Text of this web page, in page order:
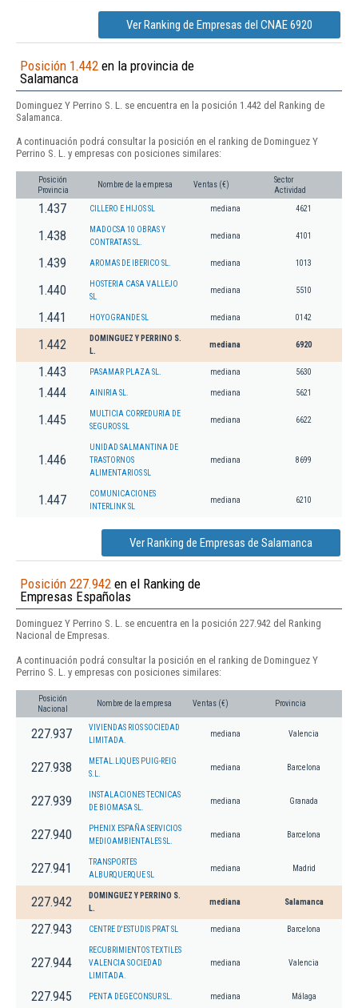
Ver Ranking de Empresas del CNAE 6920
Posición 1.442 en la provincia de
Salamanca
Dominguez Y Perrino S. L. se encuentra en la posición 1.442 del Ranking de
Salamanca.
A continuación podrá consultar la posición en el ranking de Dominguez Y
Perrino S. L. y empresas con posiciones similares:
Posición
Provincia
Nombre de la empresa Ventas (€)
Sector
Actividad
1.437 CILLERO E HIJOS SL mediana 4621
1.438
MADOCSA 10 OBRAS Y
CONTRATAS SL.
mediana 4101
1.439 AROMAS DE IBERICO SL. mediana 1013
1.440
HOSTERIA CASA VALLEJO
SL
mediana 5510
1.441 HOYOGRANDE SL mediana 0142
1.442
DOMINGUEZ Y PERRINO S.
L.
mediana 6920
1.443 PASAMAR PLAZA SL. mediana 5630
1.444 AINIRIA SL. mediana 5621
1.445
MULTICIA CORREDURIA DE
SEGUROS SL
mediana 6622
1.446
UNIDAD SALMANTINA DE
TRASTORNOS
ALIMENTARIOS SL
mediana 8699
1.447
COMUNICACIONES
INTERLINK SL
mediana 6210
Ver Ranking de Empresas de Salamanca
Posición 227.942 en el Ranking de
Empresas Españolas
Dominguez Y Perrino S. L. se encuentra en la posición 227.942 del Ranking
Nacional de Empresas.
A continuación podrá consultar la posición en el ranking de Dominguez Y
Perrino S. L. y empresas con posiciones similares:
Posición
Nacional
Nombre de la empresa Ventas (€) Provincia
227.937
VIVIENDAS RIOS SOCIEDAD
LIMITADA.
mediana Valencia
227.938
METAL.LIQUES PUIG-REIG
S.L.
mediana Barcelona
227.939
INSTALACIONES TECNICAS
DE BIOMASA SL.
mediana Granada
227.940
PHENIX ESPAÑA SERVICIOS
MEDIOAMBIENTALES SL.
mediana Barcelona
227.941
TRANSPORTES
ALBURQUERQUE SL
mediana Madrid
227.942
DOMINGUEZ Y PERRINO S.
L.
mediana Salamanca
227.943 CENTRE D'ESTUDIS PRAT SL mediana Barcelona
227.944
RECUBRIMIENTOS TEXTILES
VALENCIA SOCIEDAD
LIMITADA.
mediana Valencia
227.945 PENTA DEGECONSUR SL. mediana Málaga